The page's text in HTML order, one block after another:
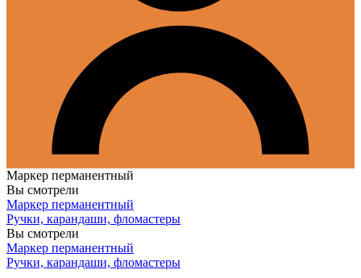
Маркер перманентный
Вы смотрели
Маркер перманентный
Ручки, карандаши, фломастеры
Вы смотрели
Маркер перманентный
Ручки, карандаши, фломастеры